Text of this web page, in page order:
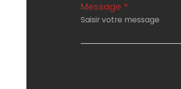
Message *